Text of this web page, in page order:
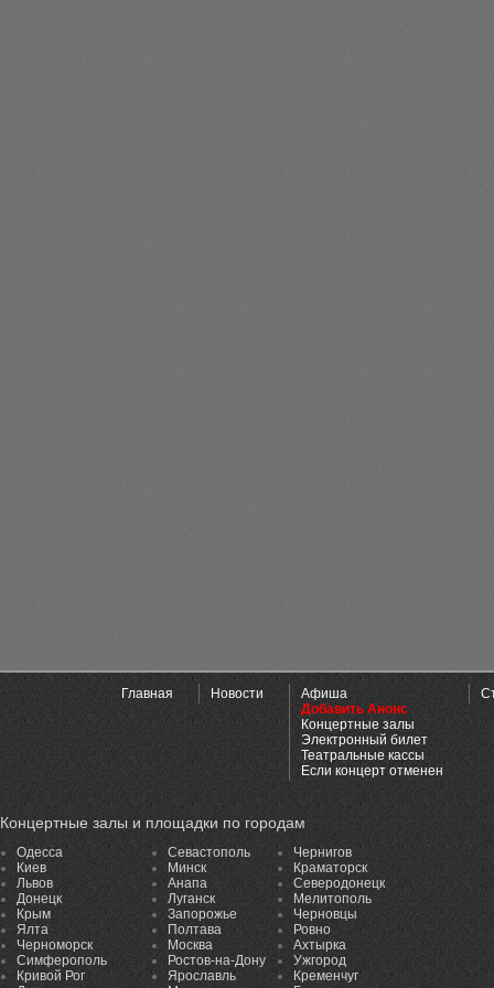
Главная Новости
Афиша
Добавить Анонс
Концертные залы
Электронный билет
Театральные кассы
Если концерт отменен
Концертные залы и площадки по городам
Одесса
Киев
Львов
Донецк
Крым
Ялта
Черноморск
Симферополь
Кривой Рог
Севастополь
Минск
Анапа
Луганск
Запорожье
Полтава
Москва
Ростов-на-Дону
Ярославль
Чернигов
Краматорск
Северодонецк
Мелитополь
Черновцы
Ровно
Ахтырка
Ужгород
Кременчуг